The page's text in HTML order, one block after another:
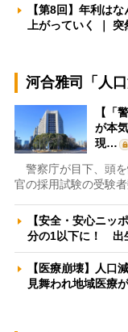
【第8回】年利は
上がっていく ｜
河合雅司「人
【「
が本
現…
警察庁が目下、頭を
官の採用試験の受験
【安全・安心ニッ
分の1以下に！ 出
【医療崩壊】人口
見舞われ地域医